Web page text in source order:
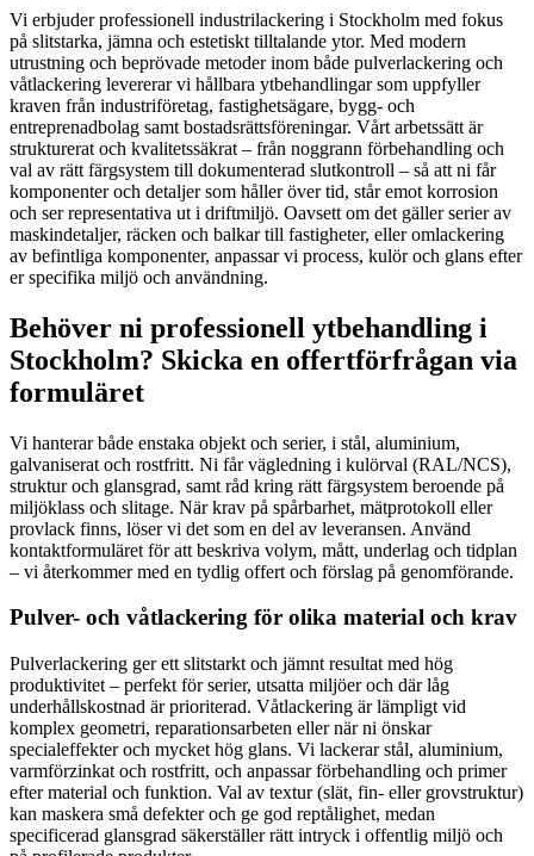
Vi erbjuder professionell industrilackering i Stockholm med fokus
på slitstarka, jämna och estetiskt tilltalande ytor. Med modern
utrustning och beprövade metoder inom både pulverlackering och
våtlackering levererar vi hållbara ytbehandlingar som uppfyller
kraven från industriföretag, fastighetsägare, bygg- och
entreprenadbolag samt bostadsrättsföreningar. Vårt arbetssätt är
strukturerat och kvalitetssäkrat – från noggrann förbehandling och
val av rätt färgsystem till dokumenterad slutkontroll – så att ni får
komponenter och detaljer som håller över tid, står emot korrosion
och ser representativa ut i driftmiljö. Oavsett om det gäller serier av
maskindetaljer, räcken och balkar till fastigheter, eller omlackering
av befintliga komponenter, anpassar vi process, kulör och glans efter
er specifika miljö och användning.
Behöver ni professionell ytbehandling i
Stockholm? Skicka en offertförfrågan via
formuläret
Vi hanterar både enstaka objekt och serier, i stål, aluminium,
galvaniserat och rostfritt. Ni får vägledning i kulörval (RAL/NCS),
struktur och glansgrad, samt råd kring rätt färgsystem beroende på
miljöklass och slitage. När krav på spårbarhet, mätprotokoll eller
provlack finns, löser vi det som en del av leveransen. Använd
kontaktformuläret för att beskriva volym, mått, underlag och tidplan
– vi återkommer med en tydlig offert och förslag på genomförande.
Pulver- och våtlackering för olika material och krav
Pulverlackering ger ett slitstarkt och jämnt resultat med hög
produktivitet – perfekt för serier, utsatta miljöer och där låg
underhållskostnad är prioriterad. Våtlackering är lämpligt vid
komplex geometri, reparationsarbeten eller när ni önskar
specialeffekter och mycket hög glans. Vi lackerar stål, aluminium,
varmförzinkat och rostfritt, och anpassar förbehandling och primer
efter material och funktion. Val av textur (slät, fin- eller grovstruktur)
kan maskera små defekter och ge god reptålighet, medan
specificerad glansgrad säkerställer rätt intryck i offentlig miljö och